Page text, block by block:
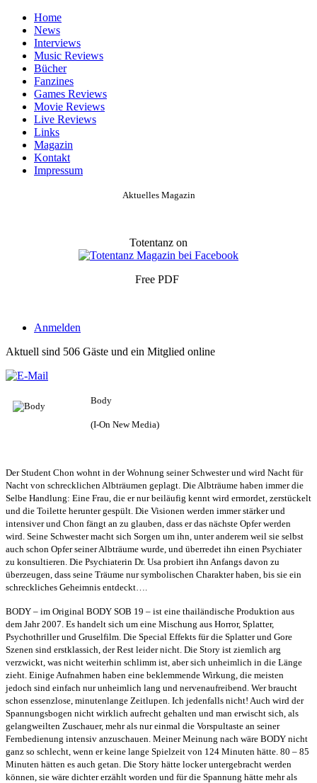
Home
News
Interviews
Music Reviews
Bücher
Fanzines
Games Reviews
Movie Reviews
Live Reviews
Links
Magazin
Kontakt
Impressum
Aktuelles Magazin
Totentanz on
Free PDF
Anmelden
Aktuell sind 506 Gäste und ein Mitglied online
Body
(I-On New Media)
Der Student Chon wohnt in der Wohnung seiner Schwester und wird Nacht für
Nacht von schrecklichen Albträumen geplagt. Die Albträume haben immer die
Selbe Handlung: Eine Frau, die er nur beiläufig kennt wird ermordet, zerstückelt
und die Toilette herunter gespült. Die Visionen werden immer stärker und
intensiver und Chon fängt an zu glauben, dass er das nächste Opfer werden
wird. Seine Schwester macht sich Sorgen um ihn, unter anderem weil sie selbst
auch schon Opfer seiner Albträume wurde, und überredet ihn einen Psychiater
zu konsultieren. Die Psychiaterin Dr. Usa probiert ihn Anfangs davon zu
überzeugen, dass seine Träume nur symbolischen Charakter haben, bis sie ein
schreckliches Geheimnis entdeckt….
BODY – im Original BODY SOB 19 – ist eine thailändische Produktion aus
dem Jahr 2007. Es handelt sich um eine Mischung aus Horror, Splatter,
Psychothriller und Gruselfilm. Die Special Effekts für die Splatter und Gore
Szenen sind erstklassich, der Rest leider nicht. Die Story ist ziemlich arg
verzwickt, was nicht weiterhin schlimm ist, aber sich unheimlich in die Länge
zieht. Einige Aufnahmen haben eine beklemmende Wirkung, die meisten
jedoch sind einfach nur unheimlich lang und nervenaufreibend. Wer braucht
schon essenzlose, minutenlange Zeitlupen. Ich jedenfalls nicht! Auch wird der
Spannungsbogen nicht wirklich aufrecht gehalten und man erwischt sich, als
gelangweilten Zuschauer, mehr als nur einmal die Vorspultaste an seiner
Fernbedienung intensiv anzuschauen. Meiner Meinung nach wäre BODY nicht
ganz so schlecht, wenn er keine lange Spielzeit von 124 Minuten hätte. 80 – 85
Minuten hätten es auch getan. Die Story hätte locker untergebracht werden
können, sie wäre dichter erzählt worden und für die Spannung hätte mehr als